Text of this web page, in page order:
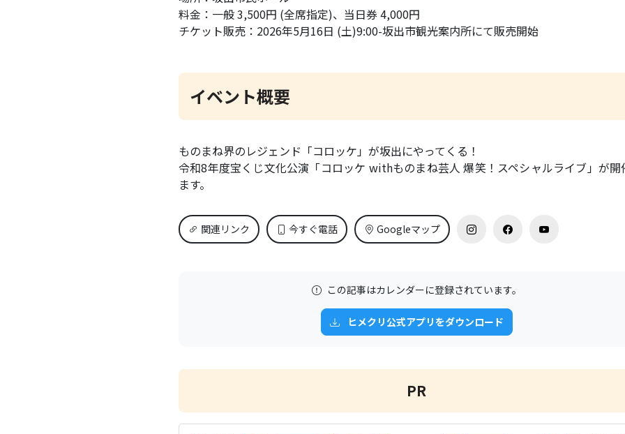
料金：一般 3,500円 (全席指定)、当日券 4,000円
チケット販売：2026年5月16日 (土)9:00-坂出市観光案内所にて販売開始
イベント概要
ものまね界のレジェンド「コロッケ」が坂出にやってくる！
令和8年度宝くじ文化公演「コロッケ withものまね芸人 爆笑！スペシャルライブ」が開
ます。
関連リンク 今すぐ電話 Googleマップ
この記事はカレンダーに登録されています。
ヒメクリ公式アプリをダウンロード
PR